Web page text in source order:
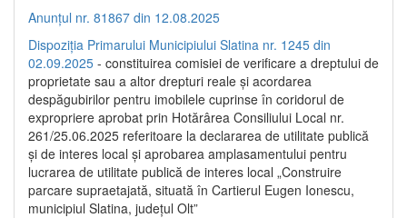
Anunțul nr. 81867 din 12.08.2025
Dispoziția Primarului Municipiului Slatina nr. 1245 din
02.09.2025 - constituirea comisiei de verificare a dreptului de
proprietate sau a altor drepturi reale și acordarea
despăgubirilor pentru imobilele cuprinse în coridorul de
expropriere aprobat prin Hotărârea Consiliului Local nr.
261/25.06.2025 referitoare la declararea de utilitate publică
și de interes local și aprobarea amplasamentului pentru
lucrarea de utilitate publică de interes local „Construire
parcare supraetajată, situată în Cartierul Eugen Ionescu,
municipiul Slatina, județul Olt”